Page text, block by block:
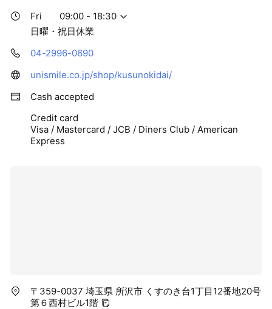
Fri
09:00 - 18:30
日曜・祝日休業
04-2996-0690
unismile.co.jp/shop/kusunokidai/
Cash accepted
Credit card
Visa / Mastercard / JCB / Diners Club / American
Express
〒359-0037 埼玉県 所沢市 くすのき台1丁目12番地20号
第６西村ビル1階